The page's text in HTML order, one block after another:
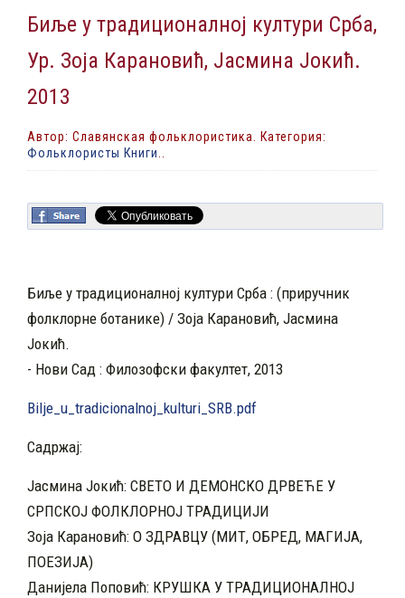
Биље у традиционалној култури Срба,
Ур. Зоја Карановић, Јасмина Јокић.
2013
Автор: Славянская фольклористика. Категория:
Фольклористы Книги
Биље у традиционалној култури Срба : (приручник
фолклорне ботанике) / Зоја Карановић, Јасмина
Јокић.
- Нови Сад : Филозофски факултет, 2013
Bilje_u_tradicionalnoj_kulturi_SRB.pdf
Садржај:
Јасмина Јокић: СВЕТО И ДЕМОНСКО ДРВЕЋЕ У
СРПСКОЈ ФОЛКЛОРНОЈ ТРАДИЦИЈИ
Зоја Карановић: О ЗДРАВЦУ (МИТ, ОБРЕД, МАГИЈА,
ПОЕЗИЈА)
Данијела Поповић: КРУШКА У ТРАДИЦИОНАЛНОЈ